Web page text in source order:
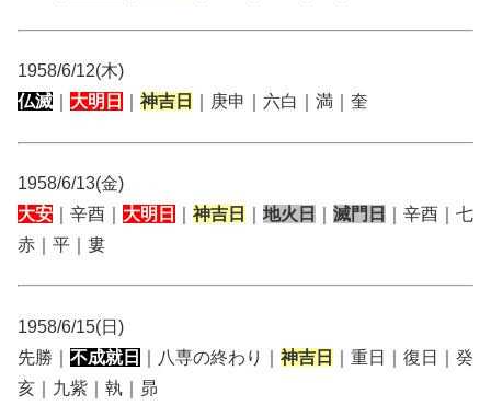
1958/6/12(木)
仏滅
大明日 神吉日 ｜庚申｜六白｜満｜奎
1958/6/13(金)
大安 ｜辛酉｜ 大明日 神吉日 地火日 滅門日
｜辛酉｜七
赤｜平｜婁
1958/6/15(日)
先勝｜ 不成就日 ｜八専の終わり｜ 神吉日
｜重日｜復日｜癸
亥｜九紫｜執｜昴